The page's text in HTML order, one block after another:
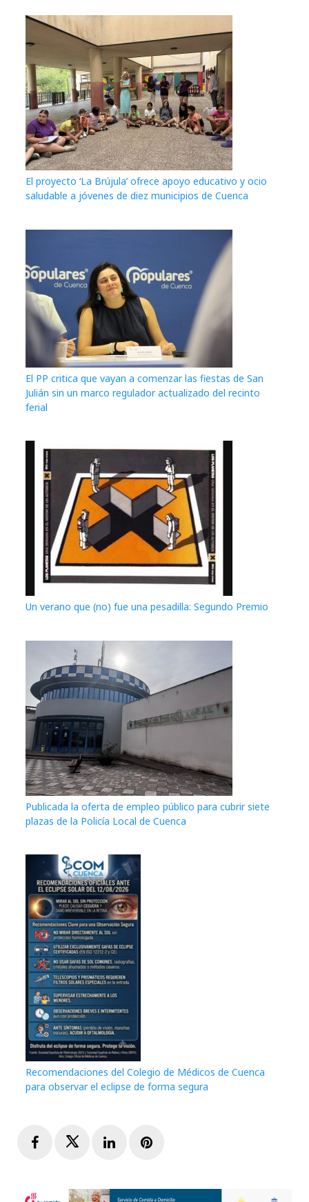
El proyecto ‘La Brújula’ ofrece apoyo educativo y ocio
saludable a jóvenes de diez municipios de Cuenca
El PP critica que vayan a comenzar las fiestas de San
Julián sin un marco regulador actualizado del recinto
ferial
Un verano que (no) fue una pesadilla: Segundo Premio
Publicada la oferta de empleo público para cubrir siete
plazas de la Policía Local de Cuenca
Recomendaciones del Colegio de Médicos de Cuenca
para observar el eclipse de forma segura
FacebookTwitterLinkedInPinterest